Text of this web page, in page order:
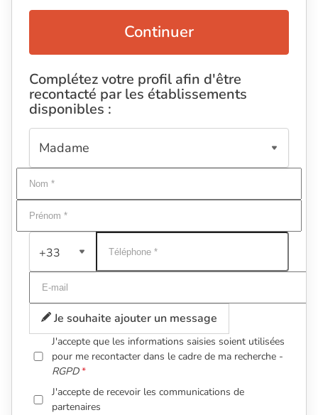
Continuer
Complétez votre profil afin d'être
recontacté par les établissements
disponibles :
+33
Je souhaite ajouter un message
J'accepte que les informations saisies soient utilisées
pour me recontacter dans le cadre de ma recherche -
RGPD
J'accepte de recevoir les communications de
partenaires